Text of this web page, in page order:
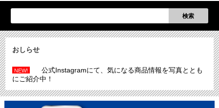
検索
おしらせ
NEW!
公式Instagramにて、気になる商品情報を写真ととも
にご紹介中！